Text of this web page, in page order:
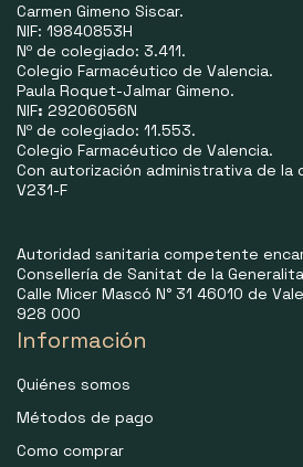
Carmen Gimeno Siscar.
NIF: 19840853H
Nº de colegiado: 3.411.
Colegio Farmacéutico de Valencia.
Paula Roquet-Jalmar Gimeno.
NIF: 29206056N
Nº de colegiado: 11.553.
Colegio Farmacéutico de Valencia.
Con autorización administrativa de la
V231-F
Autoridad sanitaria competente
Consellería de Sanitat de la
Calle Micer Mascó N° 31 46010 de
928 000
Información
Quiénes somos
Métodos de pago
Como comprar